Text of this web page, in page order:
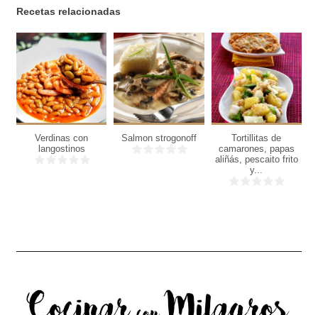
Recetas relacionadas
6
personas
Verdinas con
langostinos
4
personas
25
Salmon strogonoff
6
personas
personas
30
Min
Tortillitas de
camarones, papas
aliñás, pescaito frito
y...